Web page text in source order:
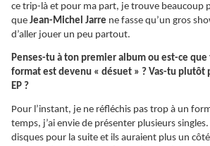
ce trip-là et pour ma part, je trouve beaucoup
que Jean-Michel Jarre ne fasse qu’un gros
d’aller jouer un peu partout.
Penses-tu à ton premier album ou est-ce que
format est devenu « désuet » ? Vas-tu
EP ?
Pour l’instant, je ne réfléchis pas trop à un
temps, j’ai envie de présenter plusieurs singles.
disques pour la suite et ils auraient plus un côté